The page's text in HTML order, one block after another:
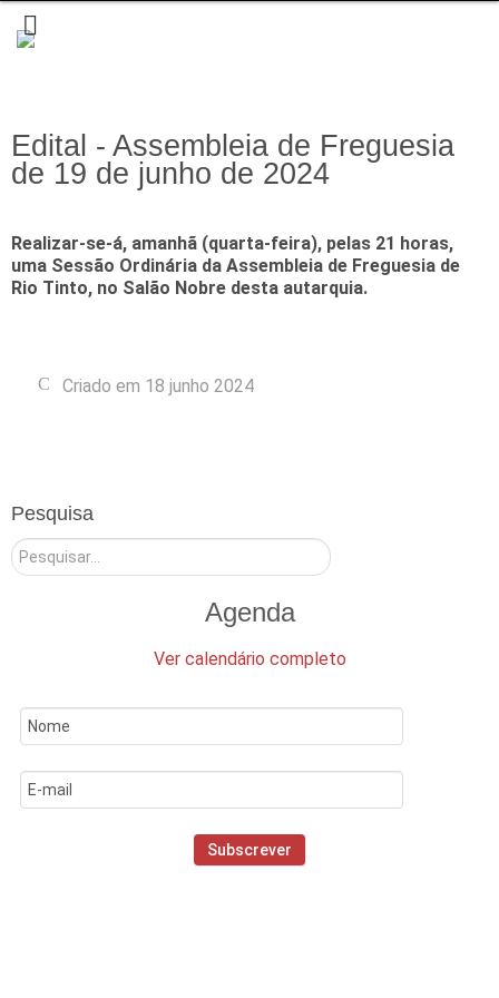
Pesquisa
Pesquisar
Agenda
Ver calendário completo
Edital - Assembleia de Freguesia
de 19 de junho de 2024
Realizar-se-á, amanhã (quarta-feira), pelas 21 horas,
uma Sessão Ordinária da Assembleia de Freguesia de
Rio Tinto, no Salão Nobre desta autarquia.
Criado em 18 junho 2024